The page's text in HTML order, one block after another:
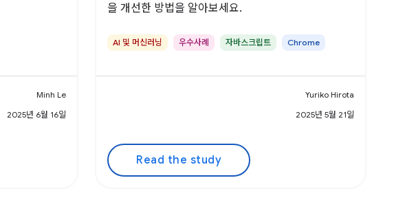
Minh Le
2025년 6월 16일
을 개선한 방법을 알아보세요.
AI 및 머신러닝 우수사례 자바스크립트 Chrome
Yuriko Hirota
2025년 5월 21일
Read the study